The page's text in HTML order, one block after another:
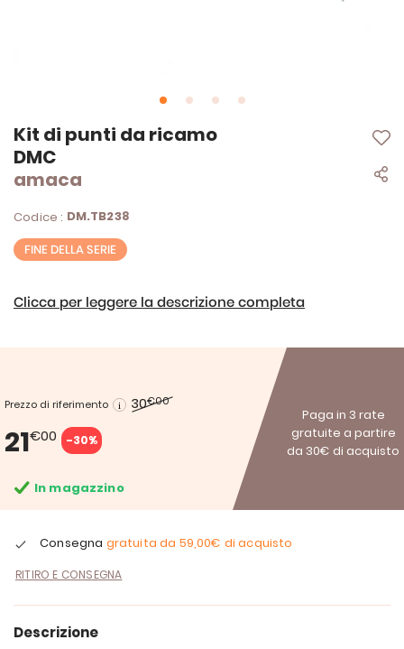
Kit di punti da ricamo
DMC
amaca
Codice : DM.TB238
FINE DELLA SERIE
Clicca per leggere la descrizione completa
Prezzo di riferimento 30€00
21€00 -30%
Paga in 3 rate
gratuite a partire
da 30€ di acquisto
In magazzino
Consegna gratuita da 59,00€ di acquisto
RITIRO E CONSEGNA
Vai
all'inizio
della
galleria
immagini
Descrizione